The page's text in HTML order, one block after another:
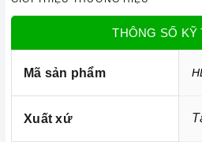
hydroclean.Lò nướngthiết kế
đại, vỏ ngoài làm bằng chất liệu
sẽ và sáng bóng.
THÔNG SỐ KỸ
Mã sản phẩm
Xuất xứ